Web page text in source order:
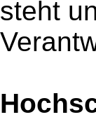
steht